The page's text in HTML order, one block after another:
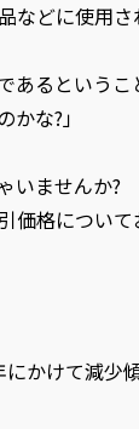
どに使用
るというこ
な?」
いませんか?
格について
かけて減